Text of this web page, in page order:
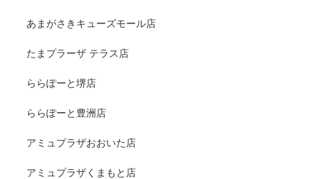
あまがさきキューズモール店
たまプラーザ テラス店
ららぽーと堺店
ららぽーと豊洲店
アミュプラザおおいた店
アミュプラザくまもと店